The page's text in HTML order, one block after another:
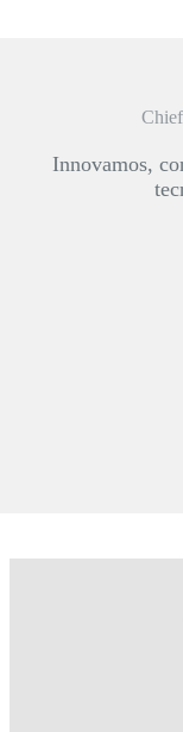
Innovamos,